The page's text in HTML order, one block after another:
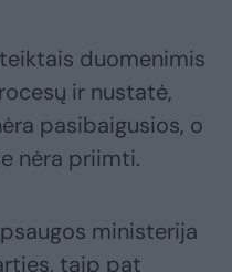
duomenimis
ir nustatė,
pasibaigusios, o
nėra priimti.
ministerija
taip pat